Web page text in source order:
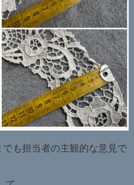
も担当者の主観的な意見で